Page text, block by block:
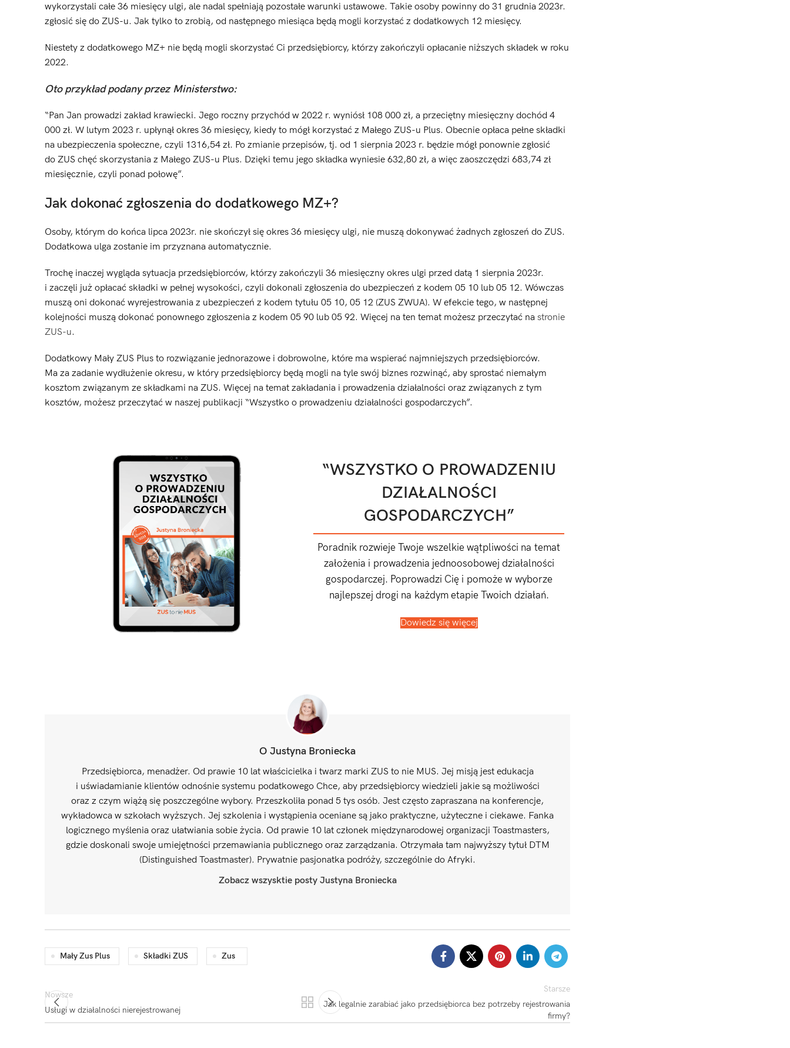
wykorzystali całe 36 miesięcy ulgi, ale nadal spełniają pozostałe warunki ustawowe. Takie osoby powinny do 31 grudnia 2023r.
zgłosić się do ZUS-u. Jak tylko to zrobią, od następnego miesiąca będą mogli korzystać z dodatkowych 12 miesięcy.
Niestety z dodatkowego MZ+ nie będą mogli skorzystać Ci przedsiębiorcy, którzy zakończyli opłacanie niższych składek w roku
2022.
Oto przykład podany przez Ministerstwo:
“Pan Jan prowadzi zakład krawiecki. Jego roczny przychód w 2022 r. wyniósł 108 000 zł, a przeciętny miesięczny dochód 4
000 zł. W lutym 2023 r. upłynął okres 36 miesięcy, kiedy to mógł korzystać z Małego ZUS-u Plus. Obecnie opłaca pełne składki
na ubezpieczenia społeczne, czyli 1316,54 zł. Po zmianie przepisów, tj. od 1 sierpnia 2023 r. będzie mógł ponownie zgłosić
do ZUS chęć skorzystania z Małego ZUS-u Plus. Dzięki temu jego składka wyniesie 632,80 zł, a więc zaoszczędzi 683,74 zł
miesięcznie, czyli ponad połowę”.
Jak dokonać zgłoszenia do dodatkowego MZ+?
Osoby, którym do końca lipca 2023r. nie skończył się okres 36 miesięcy ulgi, nie muszą dokonywać żadnych zgłoszeń do ZUS.
Dodatkowa ulga zostanie im przyznana automatycznie.
Trochę inaczej wygląda sytuacja przedsiębiorców, którzy zakończyli 36 miesięczny okres ulgi przed datą 1 sierpnia 2023r.
i zaczęli już opłacać składki w pełnej wysokości, czyli dokonali zgłoszenia do ubezpieczeń z kodem 05 10 lub 05 12. Wówczas
muszą oni dokonać wyrejestrowania z ubezpieczeń z kodem tytułu 05 10, 05 12 (ZUS ZWUA). W efekcie tego, w następnej
kolejności muszą dokonać ponownego zgłoszenia z kodem 05 90 lub 05 92. Więcej na ten temat możesz przeczytać na stronie
ZUS-u.
Dodatkowy Mały ZUS Plus to rozwiązanie jednorazowe i dobrowolne, które ma wspierać najmniejszych przedsiębiorców.
Ma za zadanie wydłużenie okresu, w który przedsiębiorcy będą mogli na tyle swój biznes rozwinąć, aby sprostać niemałym
kosztom związanym ze składkami na ZUS. Więcej na temat zakładania i prowadzenia działalności oraz związanych z tym
kosztów, możesz przeczytać w naszej publikacji “Wszystko o prowadzeniu działalności gospodarczych”.
“WSZYSTKO O PROWADZENIU
DZIAŁALNOŚCI
GOSPODARCZYCH”
Poradnik rozwieje Twoje wszelkie wątpliwości na temat
założenia i prowadzenia jednoosobowej działalności
gospodarczej. Poprowadzi Cię i pomoże w wyborze
najlepszej drogi na każdym etapie Twoich działań.
Dowiedz się więcej
O Justyna Broniecka
Przedsiębiorca, menadżer. Od prawie 10 lat właścicielka i twarz marki ZUS to nie MUS. Jej misją jest edukacja
i uświadamianie klientów odnośnie systemu podatkowego Chce, aby przedsiębiorcy wiedzieli jakie są możliwości
oraz z czym wiążą się poszczególne wybory. Przeszkoliła ponad 5 tys osób. Jest często zapraszana na konferencje,
wykładowca w szkołach wyższych. Jej szkolenia i wystąpienia oceniane są jako praktyczne, użyteczne i ciekawe. Fanka
logicznego myślenia oraz ułatwiania sobie życia. Od prawie 10 lat członek międzynarodowej organizacji Toastmasters,
gdzie doskonali swoje umiejętności przemawiania publicznego oraz zarządzania. Otrzymała tam najwyższy tytuł DTM
(Distinguished Toastmaster). Prywatnie pasjonatka podróży, szczególnie do Afryki.
Zobacz wszysktie posty Justyna Broniecka
Mały Zus Plus Składki ZUS Zus
Nowsze
Usługi w działalności nierejestrowanej
Starsze
Jak legalnie zarabiać jako przedsiębiorca bez potrzeby rejestrowania
firmy?